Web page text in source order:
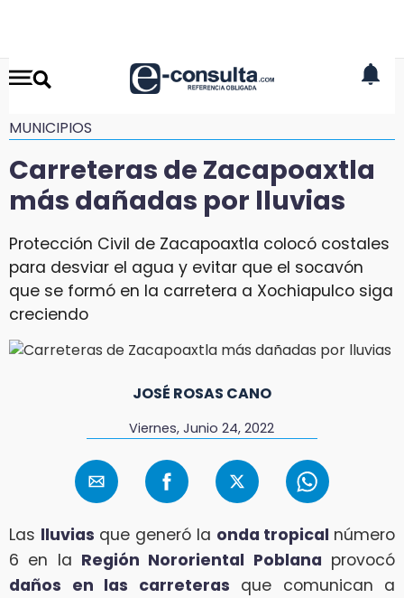
MUNICIPIOS
Carreteras de Zacapoaxtla
más dañadas por lluvias
Protección Civil de Zacapoaxtla colocó costales
para desviar el agua y evitar que el socavón
que se formó en la carretera a Xochiapulco siga
creciendo
JOSÉ ROSAS CANO
Viernes, Junio 24, 2022
Las lluvias que generó la onda tropical número
6 en la Región Nororiental Poblana provocó
daños en las carreteras que comunican a